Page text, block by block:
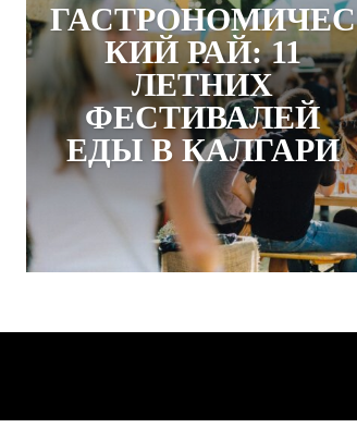
ГАСТРОНОМИЧЕС
КИЙ РАЙ: 11
ЛЕТНИХ
ФЕСТИВАЛЕЙ
ЕДЫ В КАЛГАРИ